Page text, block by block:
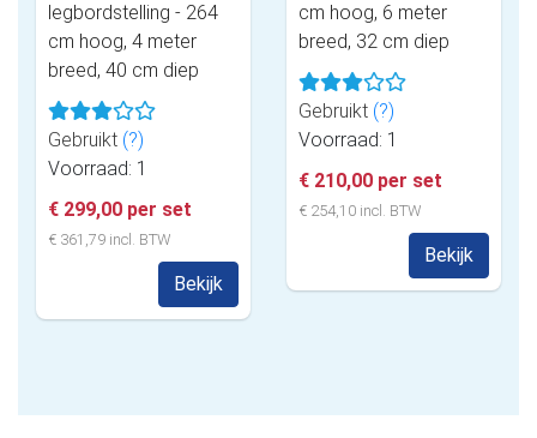
legbordstelling - 264
cm hoog, 4 meter
breed, 40 cm diep
Gebruikt (?)
Voorraad: 1
€ 299,00 per set
€ 361,79 incl. BTW
Bekijk
cm hoog, 6 meter
breed, 32 cm diep
Gebruikt (?)
Voorraad: 1
€ 210,00 per set
€ 254,10 incl. BTW
Bekijk